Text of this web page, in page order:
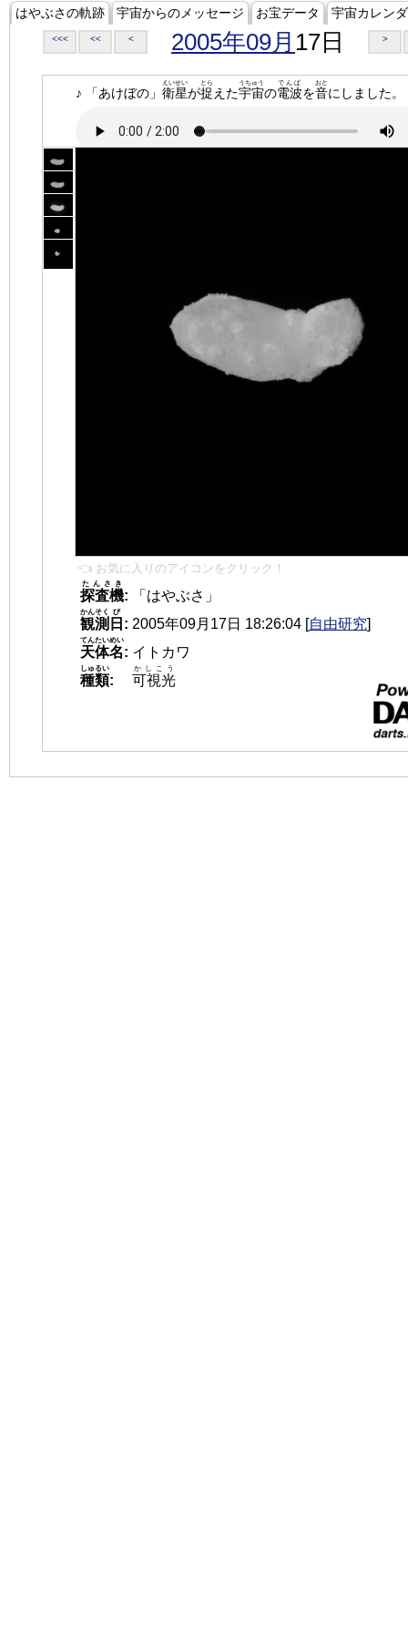
はやぶさの軌跡 宇宙からのメッセージ お宝データ 宇宙カレン
<<< << < 2005年09月 17日 >
♪ 「あけぼの」 衛星
えいせい
が捉
とら
えた宇宙
うちゅう
の電波
でんぱ
を音
おと
にしました。
👈 お気に入りのアイコンをクリック！
探査機
たんさき
:
「はやぶさ」
観測
かんそく
日
び
: 2005年09月17日 18:26:04 [自由研究]
天体名
てんたいめい
: イトカワ
種類
しゅるい
: 可視光
かしこう